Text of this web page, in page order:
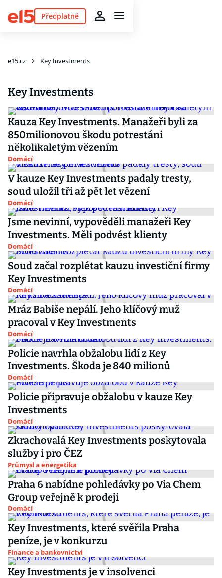
Předplatné
e15.cz Key Investments
Key Investments
Kauza Key Investments. Manažeři byli za
850milionovou škodu potrestáni
několikaletým vězením
Domácí
V kauze Key Investments padaly tresty,
soud uložil tři až pět let vězení
Domácí
Jsme nevinní, vypověděli manažeři Key
Investments. Měli podvést klienty
Domácí
Soud začal rozplétat kauzu investiční firmy
Key Investments
Domácí
Mráz Babiše nepálí. Jeho klíčový muž
pracoval v Key Investments
Domácí
Policie navrhla obžalobu lidí z Key
Investments. Škoda je 840 milionů
Domácí
Policie připravuje obžalobu v kauze Key
Investments
Domácí
Zkrachovalá Key Investments poskytovala
služby i pro ČEZ
Průmysl a energetika
Praha 6 nabídne pohledávky po Via Chem
Group veřejně k prodeji
Domácí
Key Investments, které svěřila Praha
peníze, je v konkurzu
Finance a bankovnictví
Key Investments je v insolvenci